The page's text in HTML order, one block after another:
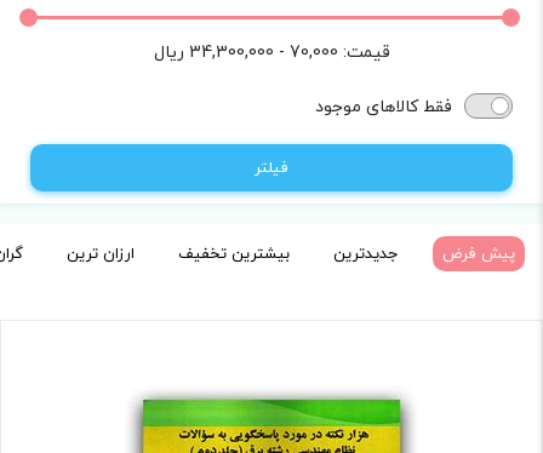
قیمت: 70,000 - 34,300,000
ریال
فقط کالاهای موجود
فیلتر
پیش فرض جدیدترین بیشترین تخفیف ارزان ترین